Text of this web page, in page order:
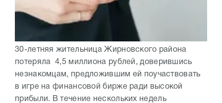
30-летняя жительница Жирновского района
потеряла 4,5 миллиона рублей, доверившись
незнакомцам, предложившим ей поучаствовать
в игре на финансовой бирже ради высокой
прибыли. В течение нескольких недель